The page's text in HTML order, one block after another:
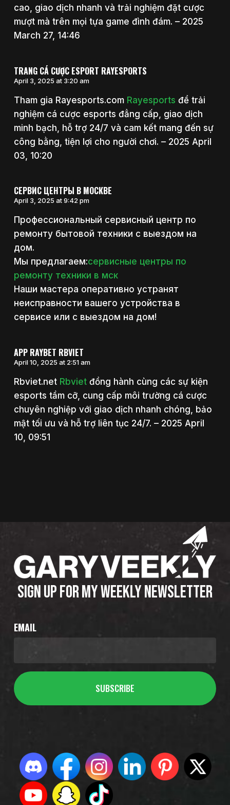
cao, giao dịch nhanh và trải nghiệm đặt cược
mượt mà trên mọi tựa game đình đám. – 2025
March 27, 14:46
TRANG CÁ CƯỢC ESPORT RAYESPORTS
April 3, 2025 at 3:20 am
Tham gia Rayesports.com Rayesports để trải
nghiệm cá cược esports đẳng cấp, giao dịch
minh bạch, hỗ trợ 24/7 và cam kết mang đến sự
công bằng, tiện lợi cho người chơi. – 2025 April
03, 10:20
СЕРВИС ЦЕНТРЫ В МОСКВЕ
April 3, 2025 at 9:42 pm
Профессиональный сервисный центр по
ремонту бытовой техники с выездом на
дом.
Мы предлагаем:сервисные центры по
ремонту техники в мск
Наши мастера оперативно устранят
неисправности вашего устройства в
сервисе или с выездом на дом!
APP RAYBET RBVIET
April 10, 2025 at 2:51 am
Rbviet.net Rbvietđồng hành cùng các sự kiện
esports tầm cỡ, cung cấp môi trường cá cược
chuyên nghiệp với giao dịch nhanh chóng, bảo
mật tối ưu và hỗ trợ liên tục 24/7. – 2025 April
10, 09:51
SIGN UP FOR MY WEEKLY NEWSLETTER
EMAIL